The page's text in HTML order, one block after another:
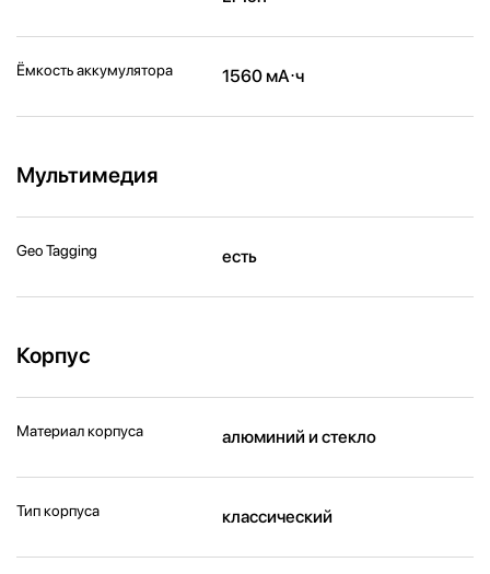
Ёмкость аккумулятора 1560 мА⋅ч
Мультимедия
Geo Tagging есть
Корпус
Материал корпуса алюминий и стекло
Тип корпуса классический